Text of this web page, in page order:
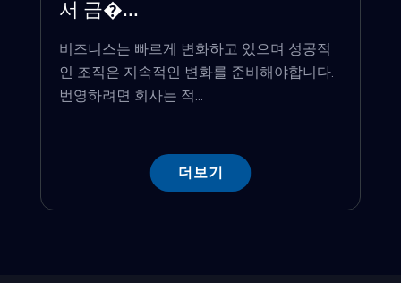
서 금�...
비즈니스는 빠르게 변화하고 있으며 성공적
인 조직은 지속적인 변화를 준비해야합니다.
번영하려면 회사는 적...
더보기